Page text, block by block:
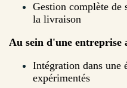
Gestion complète de
la livraison
Au sein d'une entreprise
Intégration dans une
expérimentés